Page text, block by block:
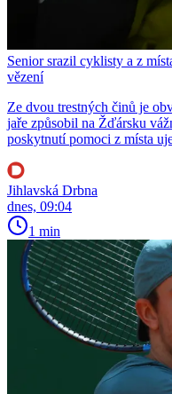
Senior srazil cyklisty a z
vězení
Ze dvou trestných činů je
jaře způsobil na Žďársku
poskytnutí pomoci z místa
Jihlavská Drbna
dnes, 09:04
1 min